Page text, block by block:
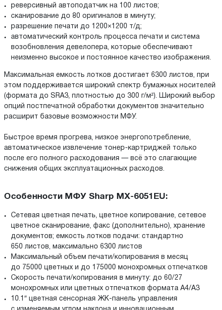
реверсивный автоподатчик на 100 листов;
сканирование до 80 оригиналов в минуту;
разрешение печати до 1200×1200 т/д;
автоматический контроль процесса печати и система
возобновления девелопера, которые обеспечивают
неизменно высокое и постоянное качество изображения.
Максимальная емкость лотков достигает 6300 листов, при
этом поддерживается широкий спектр бумажных носителей
(формата до SRA3, плотностью до 300 г/м²). Широкий выбор
опций постпечатной обработки документов значительно
расширит базовые возможности МФУ.
Быстрое время прогрева, низкое энергопотребление,
автоматическое извлечение тонер-картриджей только
после его полного расходования — всё это слагающие
снижения общих эксплуатационных расходов.
Особенности МФУ Sharp MX-6051EU:
Сетевая цветная печать, цветное копирование, сетевое
цветное сканирование, факс (дополнительно), хранение
документов; емкость лотков подачи: стандартно
650 листов, максимально 6300 листов
Максимальный объем печати/копирования в месяц
до 75000 цветных и до 175000 монохромных отпечатков
Скорость печати/копирования в минуту: до 60/27
монохромных или цветных отпечатков формата A4/A3
10.1″ цветная сенсорная ЖК-панель управления